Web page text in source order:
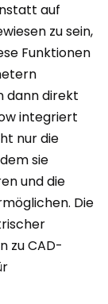
auf
zu sein,
Funktionen
dann direkt
integriert
nur die
sie
und die
Die
zu CAD-